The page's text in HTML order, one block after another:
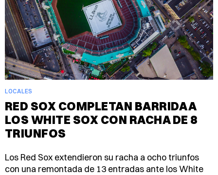
LOCALES
RED SOX COMPLETAN BARRIDA A
LOS WHITE SOX CON RACHA DE 8
TRIUNFOS
Los Red Sox extendieron su racha a ocho triunfos
con una remontada de 13 entradas ante los White